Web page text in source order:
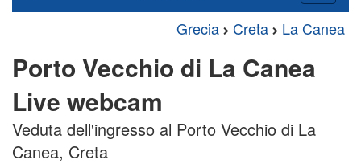
Grecia Creta La Canea
Porto Vecchio di La Canea
Live webcam
Veduta dell'ingresso al Porto Vecchio di La
Canea, Creta